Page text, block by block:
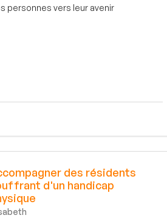
personnes vers leur avenir
des résidents
d'un handicap